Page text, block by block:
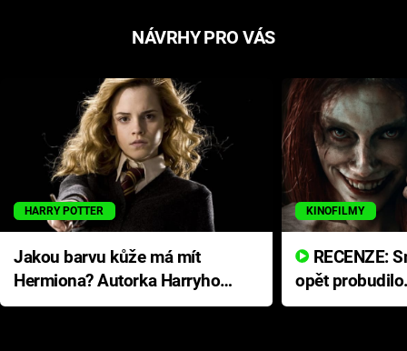
NÁVRHY PRO VÁS
HARRY POTTER
Jakou barvu kůže má mít
Hermiona? Autorka Harryho
Pottera přišla s ráznou
KINOFILMY
opět
přichází s